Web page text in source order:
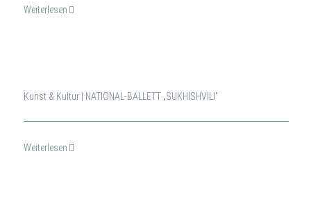
Weiterlesen
Kunst & Kultur | NATIONAL-BALLETT „SUKHISHVILI”
Weiterlesen